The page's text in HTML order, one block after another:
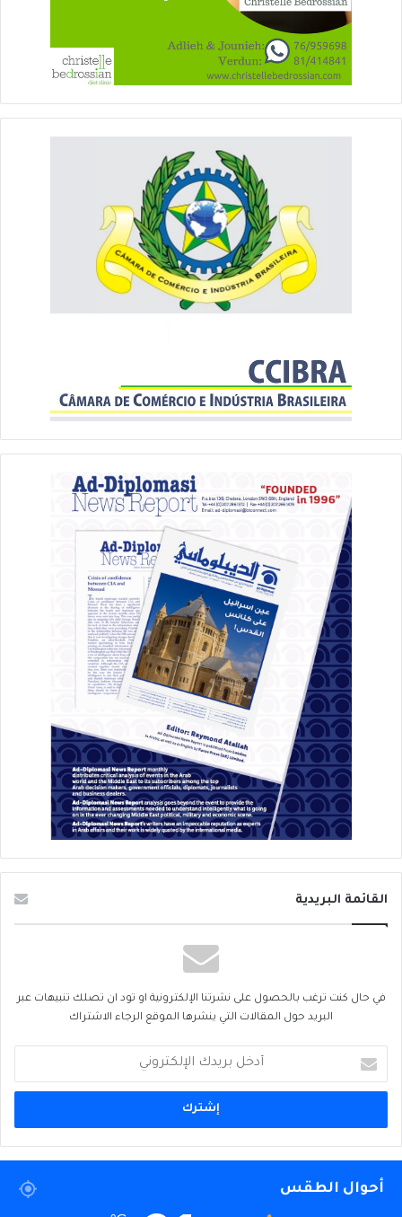
القائمة البريدية
في حال كنت ترغب بالحصول على نشرتنا الإلكترونية او تود ان تصلك تنبيهات عبر
البريد حول المقالات التي ينشرها الموقع الرجاء الاشتراك
بريدك
الإلكتروني
أحوال الطقس